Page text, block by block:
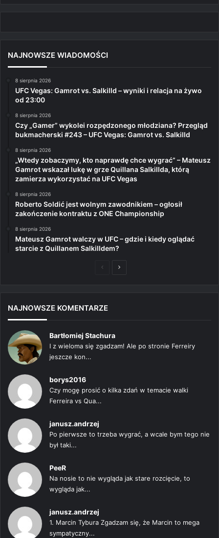
NAJNOWSZE WIADOMOŚCI
8 sierpnia 2026
UFC Vegas: Gamrot vs. Salkilld – wyniki i relacja na żywo
od 23:00
8 sierpnia 2026
Czy „Gamer” wykolei rozpędzonego młodziana? Przegląd
bukmacherski #243 – UFC Vegas: Gamrot vs. Salkilld
8 sierpnia 2026
„Wtedy zobaczymy, kto naprawdę chce wygrać” – Mateusz
Gamrot wskazał lukę w grze Quillana Salkillda, którą
zamierza wykorzystać na UFC Vegas
8 sierpnia 2026
Roberto Soldić jest wolnym zawodnikiem – ogłosił
zakończenie kontraktu z ONE Championship
8 sierpnia 2026
Mateusz Gamrot walczy w UFC – gdzie i kiedy oglądać
starcie z Quillanem Salkilldem?
PoprzedniaNastępna
NAJNOWSZE KOMENTARZE
Bartłomiej Stachura
I z wieloma się zgadzam! Ale po stronie Ferreiry
jeszcze kon...
borys2016
Czy mogę prosić o kilka zdań w temacie walki
Ferreira vs Qua...
janusz.andrzej
Po pierwsze to trzeba wygrać, a wcale bym tego nie
był taki...
PeeR
Na nosie to nie wygląda jak stare rozcięcie, to
wygląda jak...
janusz.andrzej
1. Marcin Tybura Zgadzam się, że Marcin to mega
sympatyczny...